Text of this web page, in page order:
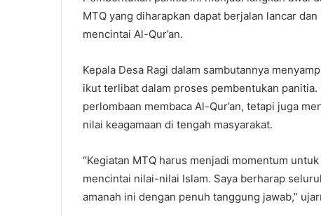
MTQ yang diharapkan dapat berjalan lancar
mencintai Al-Qur’an.
Kepala Desa Ragi dalam sambutannya
ikut terlibat dalam proses pembentukan
perlombaan membaca Al-Qur’an, tetapi juga
nilai keagamaan di tengah masyarakat.
“Kegiatan MTQ harus menjadi momentum
mencintai nilai-nilai Islam. Saya berharap
amanah ini dengan penuh tanggung jawab,”